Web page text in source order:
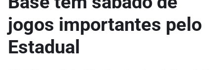
jogos importantes pelo
Estadual